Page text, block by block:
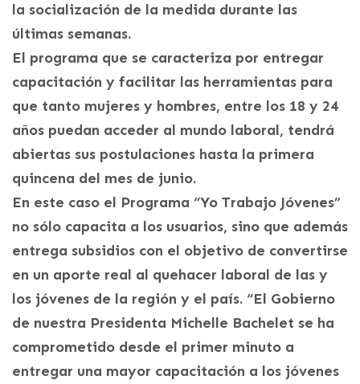
la socialización de la medida durante las
últimas semanas.
El programa que se caracteriza por entregar
capacitación y facilitar las herramientas para
que tanto mujeres y hombres, entre los 18 y 24
años puedan acceder al mundo laboral, tendrá
abiertas sus postulaciones hasta la primera
quincena del mes de junio.
En este caso el Programa “Yo Trabajo Jóvenes”
no sólo capacita a los usuarios, sino que además
entrega subsidios con el objetivo de convertirse
en un aporte real al quehacer laboral de las y
los jóvenes de la región y el país. “El Gobierno
de nuestra Presidenta Michelle Bachelet se ha
comprometido desde el primer minuto a
entregar una mayor capacitación a los jóvenes